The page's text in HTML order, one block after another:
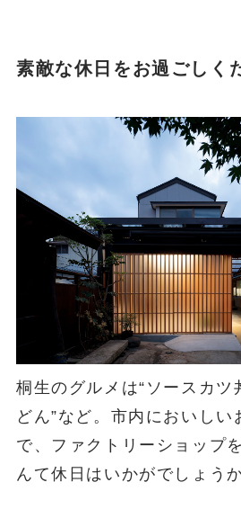
素敵な休日をお過ごしく
桐生のグルメは“ソースカツ
どん”など。市内においし
で、ファクトリーショップ
んて休日はいかがでしょう